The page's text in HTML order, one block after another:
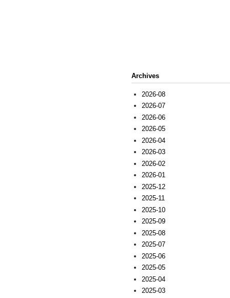
Archives
2026-08
2026-07
2026-06
2026-05
2026-04
2026-03
2026-02
2026-01
2025-12
2025-11
2025-10
2025-09
2025-08
2025-07
2025-06
2025-05
2025-04
2025-03